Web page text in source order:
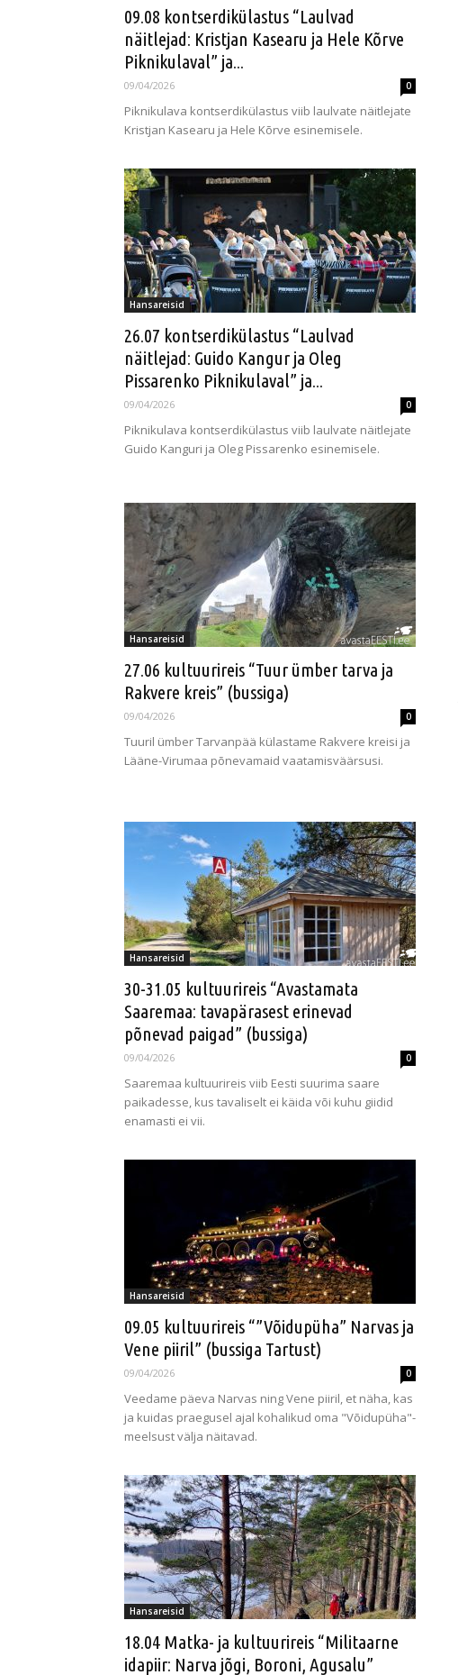
09.08 kontserdikülastus “Laulvad
näitlejad: Kristjan Kasearu ja Hele Kõrve
Piknikulaval” ja...
09/04/2026 0
Piknikulava kontserdikülastus viib laulvate näitlejate
Kristjan Kasearu ja Hele Kõrve esinemisele.
Hansareisid
26.07 kontserdikülastus “Laulvad
näitlejad: Guido Kangur ja Oleg
Pissarenko Piknikulaval” ja...
09/04/2026 0
Piknikulava kontserdikülastus viib laulvate näitlejate
Guido Kanguri ja Oleg Pissarenko esinemisele.
Hansareisid
27.06 kultuurireis “Tuur ümber tarva ja
Rakvere kreis” (bussiga)
09/04/2026 0
Tuuril ümber Tarvanpää külastame Rakvere kreisi ja
Lääne-Virumaa põnevamaid vaatamisväärsusi.
Hansareisid
30-31.05 kultuurireis “Avastamata
Saaremaa: tavapärasest erinevad
põnevad paigad” (bussiga)
09/04/2026 0
Saaremaa kultuurireis viib Eesti suurima saare
paikadesse, kus tavaliselt ei käida või kuhu giidid
enamasti ei vii.
Hansareisid
09.05 kultuurireis “”Võidupüha” Narvas ja
Vene piiril” (bussiga Tartust)
09/04/2026 0
Veedame päeva Narvas ning Vene piiril, et näha, kas
ja kuidas praegusel ajal kohalikud oma "Võidupüha"-
meelsust välja näitavad.
Hansareisid
18.04 Matka- ja kultuurireis “Militaarne
idapiir: Narva jõgi, Boroni, Agusalu”